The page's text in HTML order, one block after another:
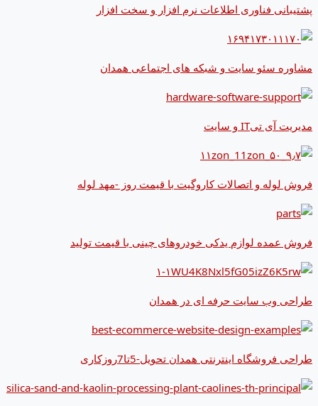
پشتیبانی فناوری اطلاعات نرم افزار و سخت افزار
مشاوره سئو سایت و شبکه های اجتماعی همدان
مدیریت آی تیIT و سایت
فروش لوله و اتصالات کاروگیت با قیمت روز -مهد لوله
فروش عمده لوازم یدکی خودروهای چینی با قیمت تولید
طراحی وب سایت حرفه ای در همدان
طراحی فروشگاه اینترنتی همدان تحویل-5تا7روزکاری